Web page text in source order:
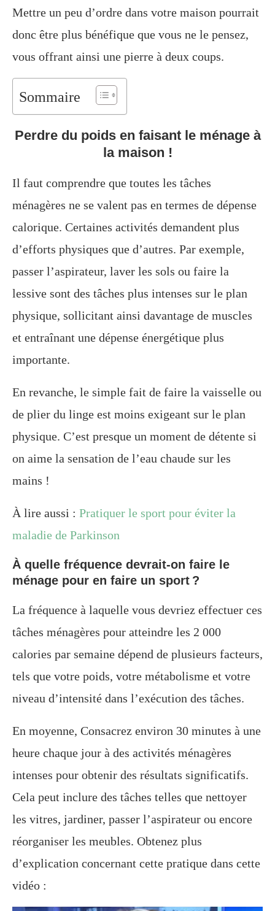
Mettre un peu d’ordre dans votre maison pourrait
donc être plus bénéfique que vous ne le pensez,
vous offrant ainsi une pierre à deux coups.
Sommaire
Perdre du poids en faisant le ménage à
la maison !
Il faut comprendre que toutes les tâches
ménagères ne se valent pas en termes de dépense
calorique. Certaines activités demandent plus
d’efforts physiques que d’autres. Par exemple,
passer l’aspirateur, laver les sols ou faire la
lessive sont des tâches plus intenses sur le plan
physique, sollicitant ainsi davantage de muscles
et entraînant une dépense énergétique plus
importante.
En revanche, le simple fait de faire la vaisselle ou
de plier du linge est moins exigeant sur le plan
physique. C’est presque un moment de détente si
on aime la sensation de l’eau chaude sur les
mains !
À lire aussi : Pratiquer le sport pour éviter la
maladie de Parkinson
À quelle fréquence devrait-on faire le
ménage pour en faire un sport ?
La fréquence à laquelle vous devriez effectuer ces
tâches ménagères pour atteindre les 2 000
calories par semaine dépend de plusieurs facteurs,
tels que votre poids, votre métabolisme et votre
niveau d’intensité dans l’exécution des tâches.
En moyenne, Consacrez environ 30 minutes à une
heure chaque jour à des activités ménagères
intenses pour obtenir des résultats significatifs.
Cela peut inclure des tâches telles que nettoyer
les vitres, jardiner, passer l’aspirateur ou encore
réorganiser les meubles. Obtenez plus
d’explication concernant cette pratique dans cette
vidéo :